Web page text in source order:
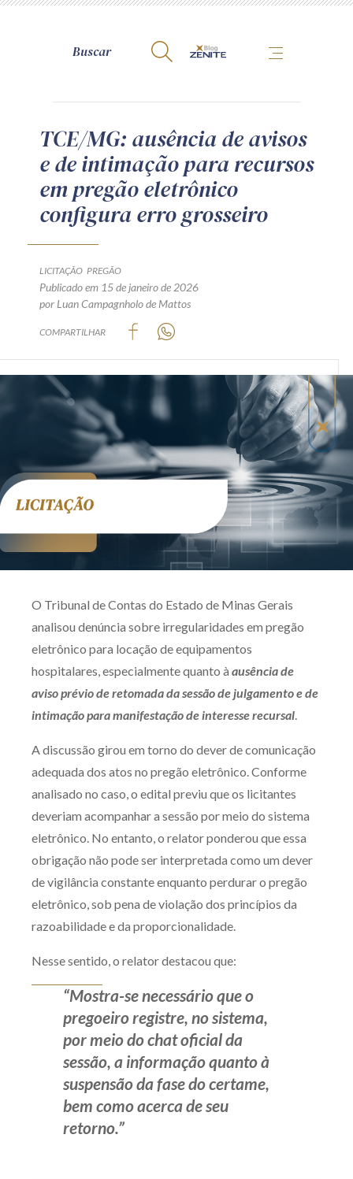
A Zênite
Como publicar conosco
Site da Zênite
Contato
Guia de Direitos dos Titulares de Dados
Encarregado (contato)
Produtos e serviços
Zênite Fácil IA
Orientação por Escrito
Mentoria Zênite
Capacitação
Eventos presenciais
Zênite in Company
Diferenciais
Receba por RSS
Av. Sete de Setembro, 4698
Batel Curitiba/ PR CEP 80240-000
Telefone (41) 2109-8666
Whatsapp (41) 98881-6616
TCE/MG: ausência de avisos
e de intimação para recursos
em pregão eletrônico
configura erro grosseiro
LICITAÇÃO PREGÃO
Publicado em 15 de janeiro de 2026
por Luan Campagnholo de Mattos
COMPARTILHAR
O Tribunal de Contas do Estado de Minas Gerais
analisou denúncia sobre irregularidades em pregão
eletrônico para locação de equipamentos
hospitalares, especialmente quanto à ausência de
aviso prévio de retomada da sessão de julgamento e de
intimação para manifestação de interesse recursal
A discussão girou em torno do dever de comunicação
adequada dos atos no pregão eletrônico. Conforme
analisado no caso, o edital previu que os licitantes
deveriam acompanhar a sessão por meio do sistema
eletrônico. No entanto, o relator ponderou que essa
obrigação não pode ser interpretada como um dever
de vigilância constante enquanto perdurar o pregão
eletrônico, sob pena de violação dos princípios da
razoabilidade e da proporcionalidade.
Nesse sentido, o relator destacou que:
“Mostra-se necessário que o
pregoeiro registre, no sistema,
por meio dochatoficial da
sessão, a informação quanto à
suspensão da fase do certame,
bem como acerca de seu
retorno.”